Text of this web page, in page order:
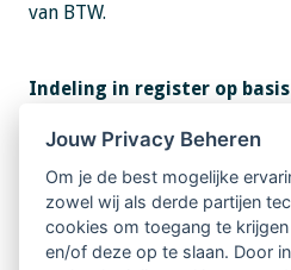
van BTW.
Indeling in register op
‘U wordt automatisch
op basis van uw eerdere
u via de docentenaudit in het
staat u per 1 januari 2014 in
Jouw Privacy Beheren
Om je de best mogelijke
zowel wij als derde partijen
cookies om toegang te
en/of deze op te slaan. Door